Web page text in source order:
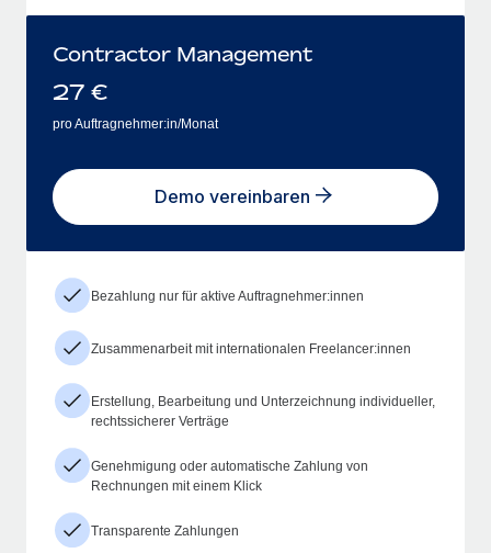
Contractor Management
27 €
pro Auftragnehmer:in/Monat
Demo vereinbaren
Bezahlung nur für aktive Auftragnehmer:innen
Zusammenarbeit mit internationalen Freelancer:innen
Erstellung, Bearbeitung und Unterzeichnung individueller,
rechtssicherer Verträge
Genehmigung oder automatische Zahlung von
Rechnungen mit einem Klick
Transparente Zahlungen